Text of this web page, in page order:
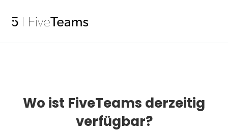
Wo ist FiveTeams derzeitig
verfügbar?